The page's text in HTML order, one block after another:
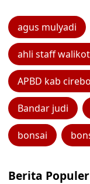
agus mulyadi
ahli staff
APBD kab
Bandar judi
bonsai
Berita Populer